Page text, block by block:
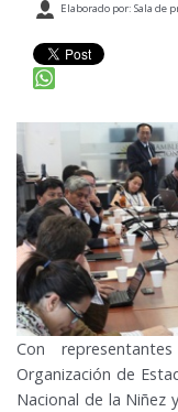
PRENSA
PARTICIPACIÓN
RELACIONES
AGENDA
Elaborado por: Sala de
Con
Organización de
Nacional de la Niñez